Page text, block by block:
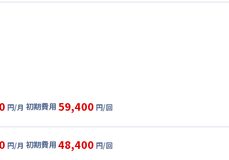
円/月 初期費用 59,400 円/回
(2,800円/日)
円/月 初期費用 48,400 円/回